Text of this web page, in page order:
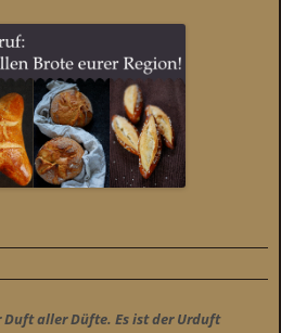
Duft aller Düfte. Es ist der Urduft